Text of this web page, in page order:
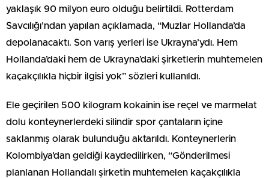
yaklaşık 90 milyon euro olduğu belirtildi. Rotterdam
Savcılığı’ndan yapılan açıklamada, “Muzlar Hollanda’da
depolanacaktı. Son varış yerleri ise Ukrayna’ydı. Hem
Hollanda’daki hem de Ukrayna’daki şirketlerin muhtemelen
kaçakçılıkla hiçbir ilgisi yok” sözleri kullanıldı.
Ele geçirilen 500 kilogram kokainin ise reçel ve marmelat
dolu konteynerlerdeki silindir spor çantaların içine
saklanmış olarak bulunduğu aktarıldı. Konteynerlerin
Kolombiya’dan geldiği kaydedilirken, “Gönderilmesi
planlanan Hollandalı şirketin muhtemelen kaçakçılıkla